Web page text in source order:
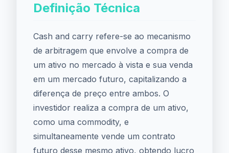
Definição Técnica
Cash and carry refere-se ao mecanismo
de arbitragem que envolve a compra de
um ativo no mercado à vista e sua venda
em um mercado futuro, capitalizando a
diferença de preço entre ambos. O
investidor realiza a compra de um ativo,
como uma commodity, e
simultaneamente vende um contrato
futuro desse mesmo ativo, obtendo lucro